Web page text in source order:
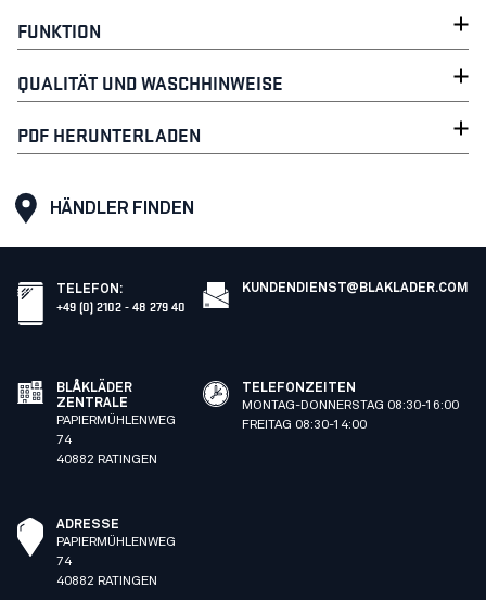
FUNKTION
QUALITÄT UND WASCHHINWEISE
PDF HERUNTERLADEN
HÄNDLER FINDEN
TELEFON :
+49 (0) 2102 - 48 279 40
KUNDENDIENST@BLAKLADER.COM
BLÅKLÄDER
ZENTRALE
PAPIERMÜHLENWEG
74
40882 RATINGEN
TELEFONZEITEN
MONTAG-DONNERSTAG 08:30-16:00
FREITAG 08:30-14:00
ADRESSE
PAPIERMÜHLENWEG
74
40882 RATINGEN